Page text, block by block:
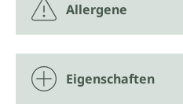
Allergene
Eigenschaften